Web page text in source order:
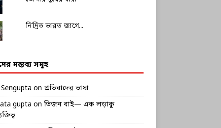
নিদ্রিত ভারত জাগে...
মন্তব্য সমূহ
on প্রতিবাদের ভাষা
gupta on তিজন বাই— এক লড়াকু